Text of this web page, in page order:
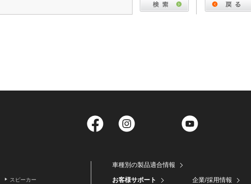
Facebook Twitter
スピーカー
車種別の製品適合情報
お客様サポート 企業/採用情報